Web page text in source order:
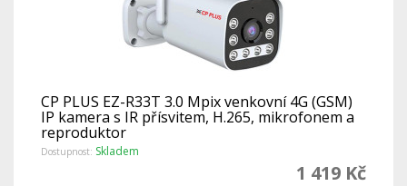
CP PLUS EZ-R33T 3.0 Mpix venkovní 4G (GSM)
IP kamera s IR přísvitem, H.265, mikrofonem a
reproduktor
Dostupnost: Skladem
1 419 Kč